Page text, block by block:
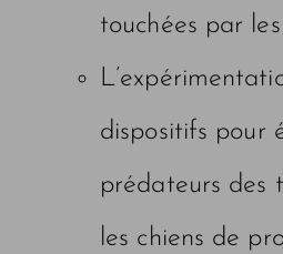
touchées par
dispositifs pour
prédateurs des
les chiens de